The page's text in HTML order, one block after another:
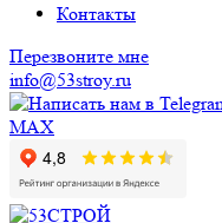
Контакты
Перезвоните мне
info@53stroy.ru
MAX